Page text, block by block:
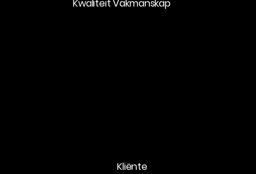
Kwaliteit Vakmanskap
Kliënte